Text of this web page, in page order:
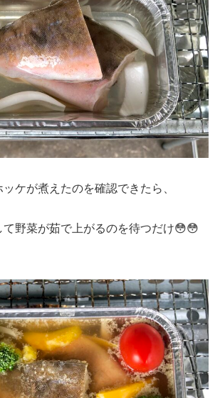
ケが煮えたのを確認できたら、
野菜が茹で上がるのを待つだけ😳😳